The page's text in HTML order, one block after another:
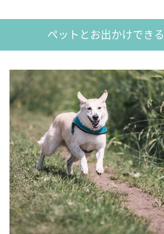
ペットとお出かけでき